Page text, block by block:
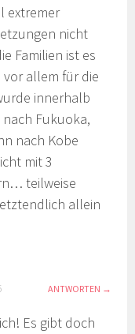
extremer
nicht
Familien ist es
vor allem für die
innerhalb
Fukuoka,
nach Kobe
mit 3
teilweise
allein
ANTWORTEN
Es gibt doch